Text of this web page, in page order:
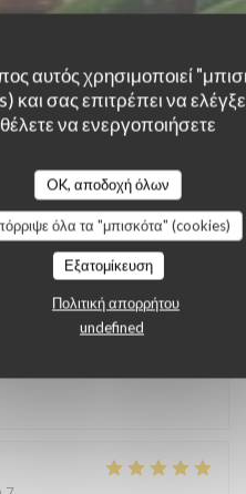
αυτός χρησιμοποιεί
και σας επιτρέπει να
θέλετε να ενεργοποιήσετε
OK, αποδοχή όλων
όλα τα "μπισκότα" (cookies)
Εξατομίκευση
Πολιτική απορρήτου
undefined
πελατών μας
:5/5 Ποιότητα / Τιμή
fois ci j'ai pris la salade